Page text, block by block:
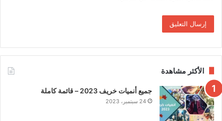
الأكثر مشاهدة
جميع أنميات خريف 2023 – قائمة كاملة
24 سبتمبر، 2023